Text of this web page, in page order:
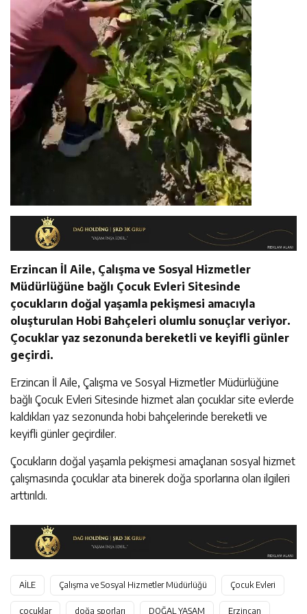
Erzincan İl Aile, Çalışma ve Sosyal Hizmetler
Müdürlüğüne bağlı Çocuk Evleri Sitesinde
çocukların doğal yaşamla pekişmesi amacıyla
oluşturulan Hobi Bahçeleri olumlu sonuçlar veriyor.
Çocuklar yaz sezonunda bereketli ve keyifli günler
geçirdi.
Erzincan İl Aile, Çalışma ve Sosyal Hizmetler Müdürlüğüne
bağlı Çocuk Evleri Sitesinde hizmet alan çocuklar site evlerde
kaldıkları yaz sezonunda hobi bahçelerinde bereketli ve
keyifli günler geçirdiler.
Çocukların doğal yaşamla pekişmesi amaçlanan sosyal hizmet
çalışmasında çocuklar ata binerek doğa sporlarına olan ilgileri
arttırıldı.
AİLE Çalışma ve Sosyal Hizmetler Müdürlüğü Çocuk Evleri
çocuklar doğa sporları DOĞAL YAŞAM Erzincan